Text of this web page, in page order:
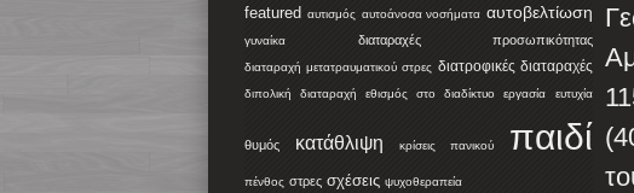
featured αυτισμός αυτοάνοσα νοσήματα αυτοβελτίωση
γυναίκα διαταραχές προσωπικότητας
διαταραχή μετατραυματικού στρες διατροφικές διαταραχές
διπολική διαταραχή εθισμός στο διαδίκτυο εργασία ευτυχία
θυμός κατάθλιψη κρίσεις πανικού παιδί
πένθος στρες σχέσεις ψυχοθεραπεία